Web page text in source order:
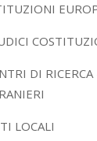
DI RICERCA
LOCALI